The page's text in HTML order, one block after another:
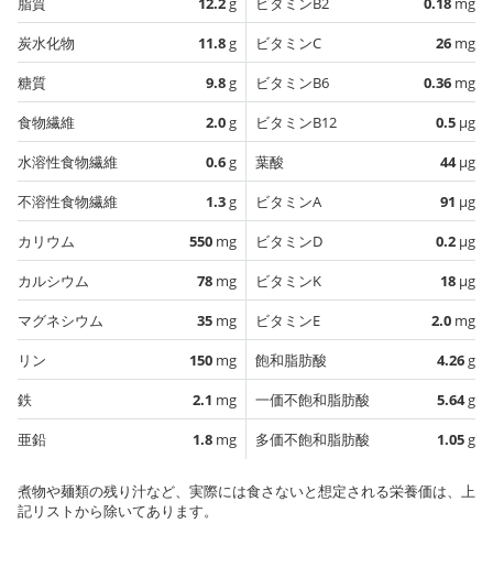
炭水化物
11.8g
糖質
9.8g
食物繊維
2.0g
水溶性食物繊維
0.6g
不溶性食物繊維
1.3g
カリウム
550 mg
カルシウム
78 mg
マグネシウム
35 mg
リン
150 mg
鉄
2.1 mg
亜鉛
1.8 mg
ビタミンC
26 mg
ビタミンB6
0.36 mg
ビタミンB12
0.5 µg
葉酸
44µg
ビタミンA
91 µg
ビタミンD
0.2 µg
ビタミンK
18 µg
ビタミンE
2.0 mg
飽和脂肪酸
4.26g
一価不飽和脂肪酸
5.64g
多価不飽和脂肪酸
1.05g
煮物や麺類の残り汁など、実際には食さないと想定される栄養価は、上
記リストから除いてあります。